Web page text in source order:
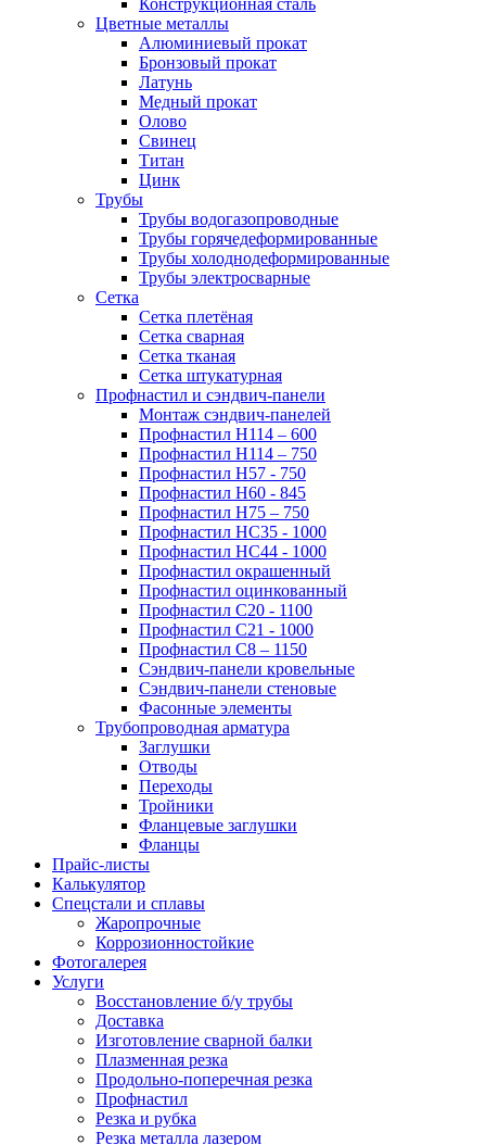
Конструкционная сталь
Цветные металлы
Алюминиевый прокат
Бронзовый прокат
Латунь
Медный прокат
Олово
Свинец
Титан
Цинк
Трубы
Трубы водогазопроводные
Трубы горячедеформированные
Трубы холоднодеформированные
Трубы электросварные
Сетка
Сетка плетёная
Сетка сварная
Сетка тканая
Сетка штукатурная
Профнастил и сэндвич-панели
Монтаж сэндвич-панелей
Профнастил Н114 – 600
Профнастил Н114 – 750
Профнастил Н57 - 750
Профнастил Н60 - 845
Профнастил Н75 – 750
Профнастил НС35 - 1000
Профнастил НС44 - 1000
Профнастил окрашенный
Профнастил оцинкованный
Профнастил С20 - 1100
Профнастил С21 - 1000
Профнастил С8 – 1150
Сэндвич-панели кровельные
Сэндвич-панели стеновые
Фасонные элементы
Трубопроводная арматура
Заглушки
Отводы
Переходы
Тройники
Фланцевые заглушки
Фланцы
Прайс-листы
Калькулятор
Спецстали и сплавы
Жаропрочные
Коррозионностойкие
Фотогалерея
Услуги
Восстановление б/у трубы
Доставка
Изготовление сварной балки
Плазменная резка
Продольно-поперечная резка
Профнастил
Резка и рубка
Резка металла лазером